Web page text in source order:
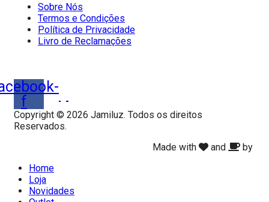
Sobre Nós
Termos e Condições
Política de Privacidade
Livro de Reclamações
f
Copyright © 2026 Jamiluz. Todos os direitos
Reservados.
Made with
and
by
Home
Loja
Novidades